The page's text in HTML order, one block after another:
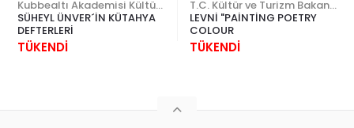
SÜHEYL ÜNVER´İN KÜTAHYA
DEFTERLERİ
TÜKENDİ
LEVNİ "PAİNTİNG POETRY
COLOUR
TÜKENDİ